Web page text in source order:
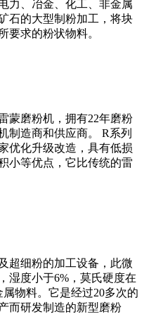
力、冶金、化工、非金属
石的大型制粉加工，将块
要求的粉状物料。
蒙磨粉机，拥有22年磨粉
制造商和供应商。 R系列
优化升级改造，具有低损
小等优点，它比传统的雷
超细粉的加工设备，此微
湿度小于6%，莫氏硬度在
物料。它是经过20多次的
而研发制造的新型磨粉